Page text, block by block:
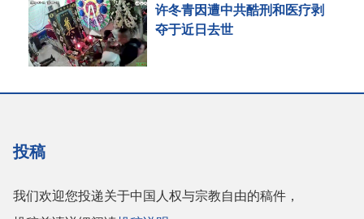
许冬青因遭中共酷刑和医疗剥
夺于近日去世
投稿
我们欢迎您投递关于中国人权与宗教自由的稿件，